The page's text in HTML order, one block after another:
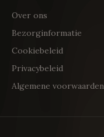
Over ons
Bezorginformatie
Cookiebeleid
Privacybeleid
Algemene voorwaarden